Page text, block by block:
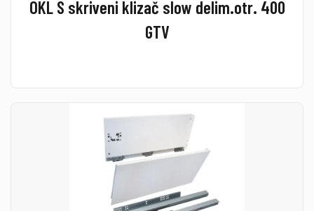
OKL S skriveni klizač slow delim.otr. 400
GTV